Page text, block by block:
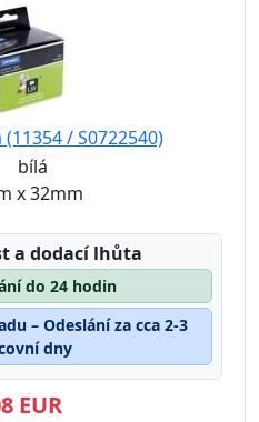
/ S0722540)
bílá
x 32mm
a dodací lhůta
do 24 hodin
– Odeslání za cca 2-3
dny
EUR